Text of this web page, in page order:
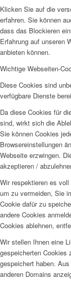
Klicken Sie auf die
erfahren. Sie können
dass das Blockieren
Erfahrung auf unseren
anbieten können.
Wichtige Webseiten-
Diese Cookies sind
verfügbare Dienste
Da diese Cookies für
sind, wirkt sich die
Sie können Cookies
Browsereinstellungen
Webseite erzwingen.
akzeptieren /
Wir respektieren es
um zu vermeiden, Sie
Cookie dafür zu
andere Cookies
Cookies ablehnen,
Wir stellen Ihnen eine
gespeicherten Cookies
gespeichert haben.
anderen Domains